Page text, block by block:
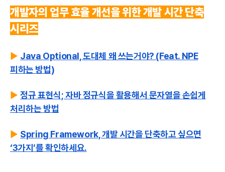
개발자의 업무 효율 개선을 위한 개발 시간 단축
시리즈
▶️ Java Optional, 도대체 왜 쓰는거야? (Feat. NPE
피하는 방법)
▶️정규 표현식; 자바 정규식을 활용해서 문자열을 손쉽게
처리하는 방법
▶️ Spring Framework, 개발 시간을 단축하고 싶으면
‘3가지’를 확인하세요.